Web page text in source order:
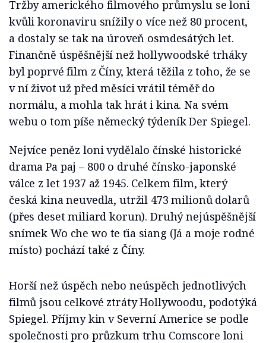
Tržby amerického filmového průmyslu se loni
kvůli koronaviru snížily o více než 80 procent,
a dostaly se tak na úroveň osmdesátých let.
Finančně úspěšnější než hollywoodské trháky
byl poprvé film z Číny, která těžila z toho, že se
v ní život už před měsíci vrátil téměř do
normálu, a mohla tak hrát i kina. Na svém
webu o tom píše německý týdeník Der Spiegel.
Nejvíce peněz loni vydělalo čínské historické
drama Pa paj – 800 o druhé čínsko-japonské
válce z let 1937 až 1945. Celkem film, který
česká kina neuvedla, utržil 473 milionů dolarů
(přes deset miliard korun). Druhý nejúspěšnější
snímek Wo che wo te ťia siang (Já a moje rodné
místo) pochází také z Číny.
Horší než úspěch nebo neúspěch jednotlivých
filmů jsou celkové ztráty Hollywoodu, podotýká
Spiegel. Příjmy kin v Severní Americe se podle
společnosti pro průzkum trhu Comscore loni